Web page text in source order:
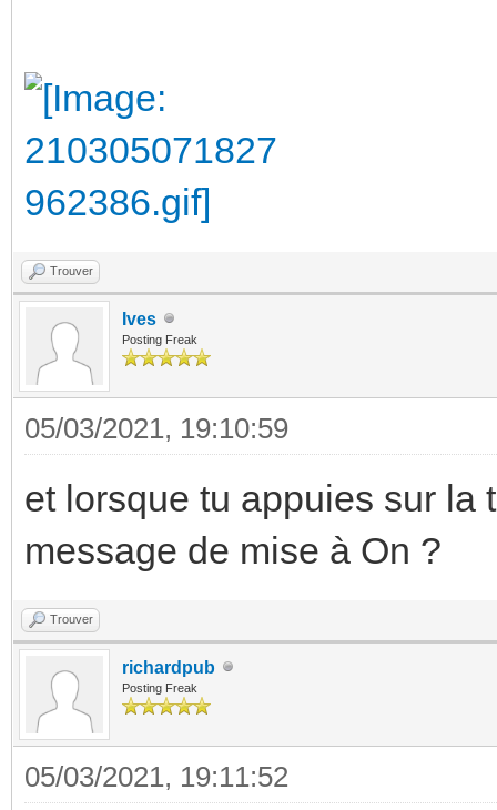
Trouver
Ives
Posting Freak
05/03/2021, 19:10:59
et lorsque tu appuies sur la
message de mise à On ?
Trouver
richardpub
Posting Freak
05/03/2021, 19:11:52